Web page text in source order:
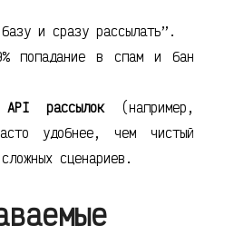
и сразу рассылать”.
попадание в спам и бан
API рассылок(например,
удобнее, чем чистый
сценариев.